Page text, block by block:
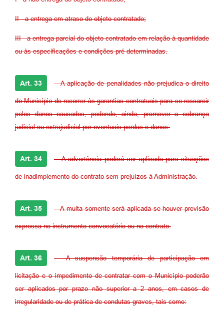
II - a entrega em atraso do objeto contratado;
III - a entrega parcial do objeto contratado em relação à quantidade
ou às especificações e condições pré-determinadas.
Art. 33 - A aplicação de penalidades não prejudica o direito
do Município de recorrer às garantias contratuais para se ressarcir
pelos danos causados, podendo, ainda, promover a cobrança
judicial ou extrajudicial por eventuais perdas e danos.
Art. 34 - A advertência poderá ser aplicada para situações
de inadimplemento do contrato sem prejuízos à Administração.
Art. 35 - A multa somente será aplicada se houver previsão
expressa no instrumento convocatório ou no contrato.
Art. 36 - A suspensão temporária de participação em
licitação e o impedimento de contratar com o Município poderão
ser aplicados por prazo não superior a 2 anos, em casos de
irregularidade ou de prática de condutas graves, tais como: